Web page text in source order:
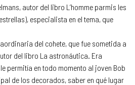
autor del libro L’homme parmis les
especialista en el tema, que
del cohete, que fue sometida a
del libro La astronáutica. Era
permitía en todo momento al joven Bob
de los decorados, saber en qué lugar